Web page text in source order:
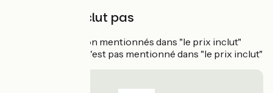
Le prix n'inclut pas
Les repas non mentionnés dans "le prix inclut"
Tout ce qui n'est pas mentionné dans "le prix inclut"